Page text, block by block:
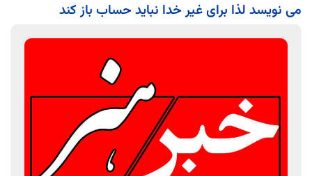
می نویسد لذا برای غیر خدا نباید حساب باز کند